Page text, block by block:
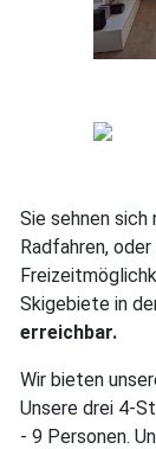
Sie sehnen sich
Radfahren,
Skigebiete in
erreichbar.
Wir bieten
Unsere drei 4-
- 9 Personen.